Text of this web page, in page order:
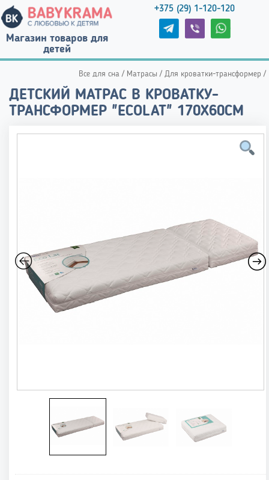
Магазин товаров для
детей
+375 (29) 1-120-120
Все для сна / Матрасы / Для кроватки-трансформер /
ДЕТСКИЙ МАТРАС В КРОВАТКУ-
ТРАНСФОРМЕР "ECOLAT" 170Х60СМ